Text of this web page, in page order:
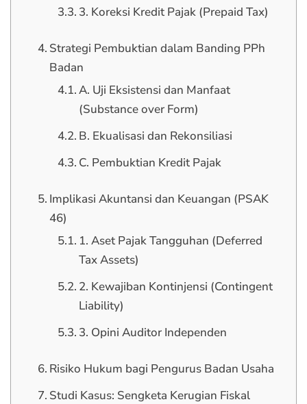
3. Koreksi Kredit Pajak (Prepaid Tax)
Strategi Pembuktian dalam Banding PPh
Badan
A. Uji Eksistensi dan Manfaat
(Substance over Form)
B. Ekualisasi dan Rekonsiliasi
C. Pembuktian Kredit Pajak
Implikasi Akuntansi dan Keuangan (PSAK
46)
1. Aset Pajak Tangguhan (Deferred
Tax Assets)
2. Kewajiban Kontinjensi (Contingent
Liability)
3. Opini Auditor Independen
Risiko Hukum bagi Pengurus Badan Usaha
Studi Kasus: Sengketa Kerugian Fiskal